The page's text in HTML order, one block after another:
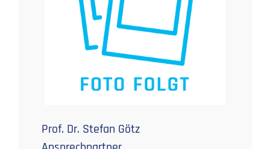
Prof. Dr. Stefan Götz